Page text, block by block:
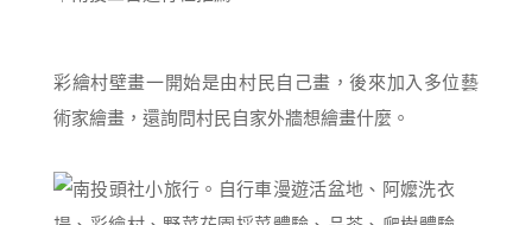
彩繪村壁畫一開始是由村民自己畫，後來加入多位藝
術家繪畫，還詢問村民自家外牆想繪畫什麼。